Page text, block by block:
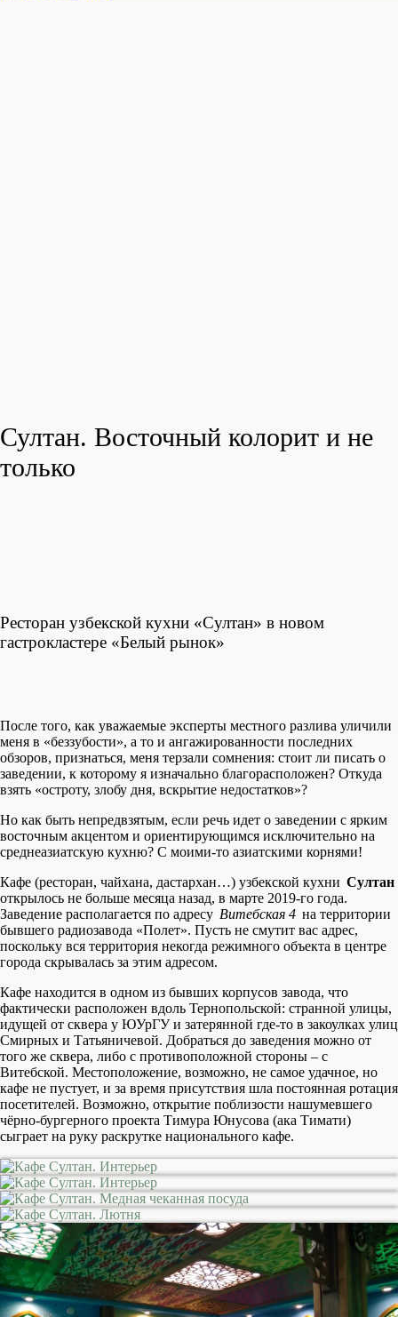
Султан. Восточный колорит и не
только
Ресторан узбекской кухни «Султан» в новом
гастрокластере «Белый рынок»
После того, как уважаемые эксперты местного разлива уличили
меня в «беззубости», а то и ангажированности последних
обзоров, признаться, меня терзали сомнения: стоит ли писать о
заведении, к которому я изначально благорасположен? Откуда
взять «остроту, злобу дня, вскрытие недостатков»?
Но как быть непредвзятым, если речь идет о заведении с ярким
восточным акцентом и ориентирующимся исключительно на
среднеазиатскую кухню? С моими-то азиатскими корнями!
Кафе (ресторан, чайхана, дастархан…) узбекской кухни Султан
открылось не больше месяца назад, в марте 2019-го года.
Заведение располагается по адресу Витебская 4 на территории
бывшего радиозавода «Полет». Пусть не смутит вас адрес,
поскольку вся территория некогда режимного объекта в центре
города скрывалась за этим адресом.
Кафе находится в одном из бывших корпусов завода, что
фактически расположен вдоль Тернопольской: странной улицы,
идущей от сквера у ЮУрГУ и затерянной где-то в закоулках улиц
Смирных и Татьяничевой. Добраться до заведения можно от
того же сквера, либо с противоположной стороны – с
Витебской. Местоположение, возможно, не самое удачное, но
кафе не пустует, и за время присутствия шла постоянная ротация
посетителей. Возможно, открытие поблизости нашумевшего
чёрно-бургерного проекта Тимура Юнусова (ака Тимати)
сыграет на руку раскрутке национального кафе.